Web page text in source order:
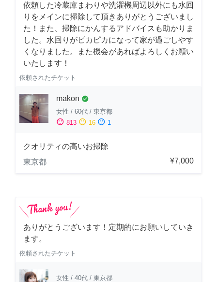
依頼した冷蔵庫まわりや洗濯機周辺以外にも水回
りをメインに掃除して頂きありがとうございまし
た！また、掃除にかんするアドバイスも助かりま
した。水回りがピカピカになって家が過ごしやす
くなりました。また機会があればよろしくお願い
いたします！
依頼されたチケット
makon check_circle
女性 / 60代 / 東京都
sentiment_satisfied 813 sentiment_neutral 16 sentiment_dissatisfied 1
クオリティの高いお掃除
東京都
¥7,000
ありがとうございます！定期的にお願いしていき
ます。
依頼されたチケット
女性 / 40代 / 東京都